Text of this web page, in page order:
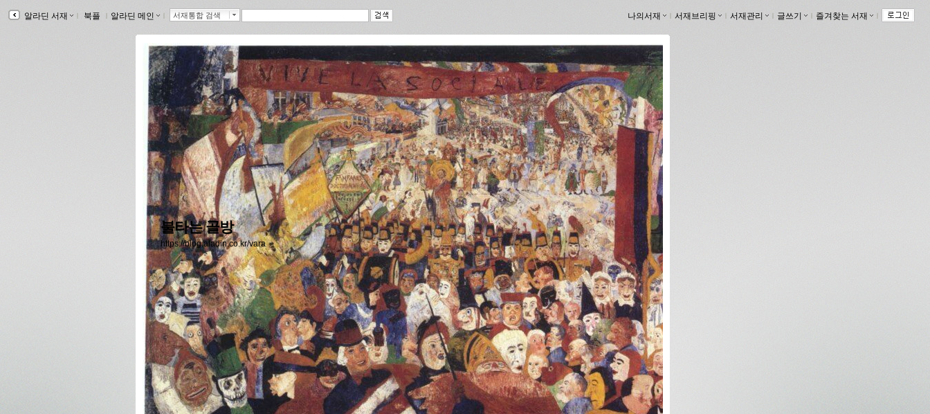
알라딘 서재 북플 알라딘 메인 서재통합 검색 나의서재 서재브리핑 서재관리 ｌ 글쓰기 즐겨찾는 서재
불타는 골방
https://blog.aladin.co.kr/vara